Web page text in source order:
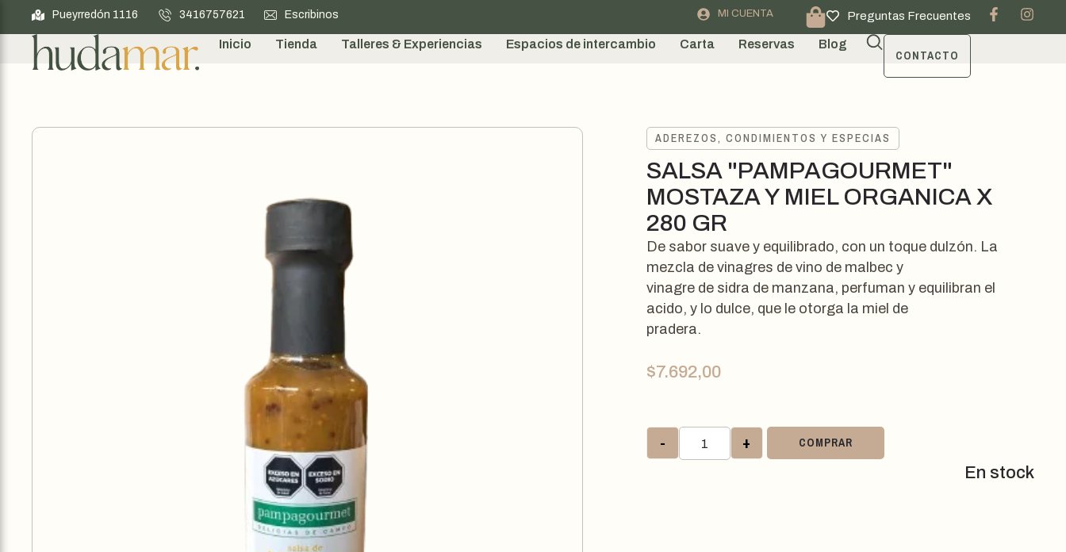
Pueyrredón 1116 3416757621 Escribinos MI CUENTA Preguntas Frecuentes
Inicio Tienda Talleres & Experiencias Espacios de intercambio Carta Reservas Blog
CONTACTO
ADEREZOS, CONDIMIENTOS Y ESPECIAS
SALSA "PAMPAGOURMET"
MOSTAZA Y MIEL ORGANICA X
280 GR
De sabor suave y equilibrado, con un toque dulzón. La
mezcla de vinagres de vino de malbec y
vinagre de sidra de manzana, perfuman y equilibran el
acido, y lo dulce, que le otorga la miel de
pradera.
$7.692,00
- + COMPRAR
En stock